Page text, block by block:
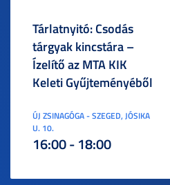
Tárlatnyitó: Csodás
tárgyak kincstára –
Ízelítő az MTA KIK
Keleti Gyűjteményéből
ÚJ ZSINAGÓGA - SZEGED, JÓSIKA
U. 10.
16:00 - 18:00